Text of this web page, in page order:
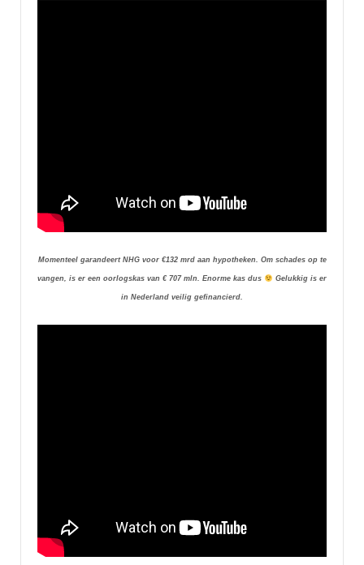
Momenteel garandeert NHG voor €132 mrd aan hypotheken. Om schades op te
vangen, is er een oorlogskas van € 707 mln. Enorme kas dus Gelukkig is er
in Nederland veilig gefinancierd.